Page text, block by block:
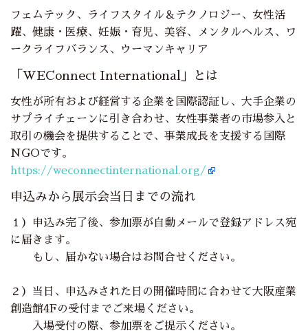
フェムテック、ライフスタイル＆テクノロジー、女性活
躍、健康・医療、妊娠・育児、美容、メンタルヘルス、ワ
ークライフバランス、ウーマンキャリア
「WEConnect International」とは
女性が所有および経営する企業を国際認証し、大手企業の
サプライチェーンに引き合わせ、女性事業者の市場参入と
取引の機会を提供することで、事業成長を支援する国際
NGOです。
https://weconnectinternational.org/
申込みから展示会当日までの流れ
１）申込み完了後、参加票が自動メールで登録アドレス宛
に届きます。
もし、届かない場合はお問合せください。
２）当日、申込みされた日の開催時間に合わせて大阪産業
創造館4Fの受付までご来場ください。
入場受付の際、参加票をご提示ください。